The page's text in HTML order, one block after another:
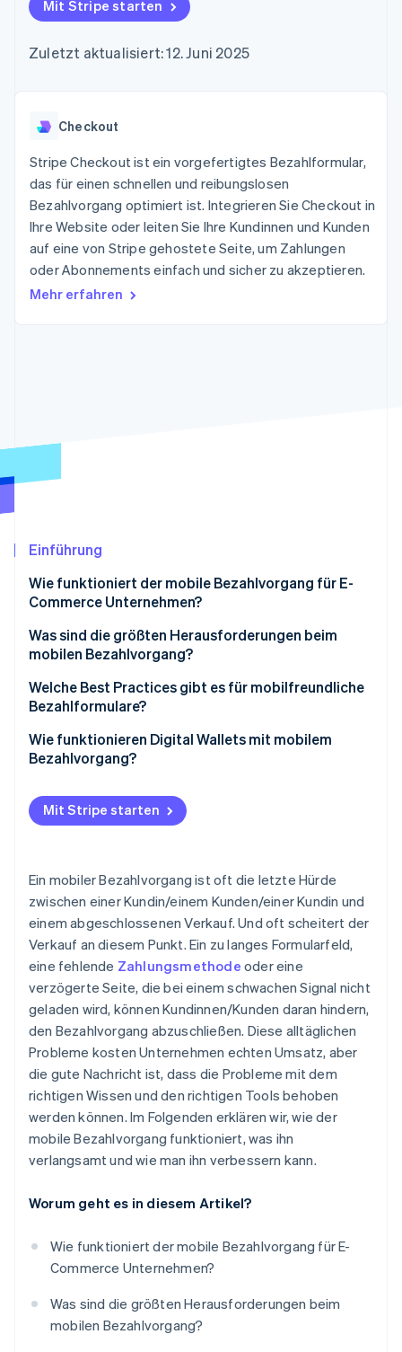
Zugriff auf mehr als
Terminal
Optimierung der
Autorisierungsraten
Link
Beschleunigter
Bezahlvorgang
Financial
Connections
Verbundene
Finanzdaten
Mehr
Climate
Stripe-Sessions 2026
Erfahren Sie, wie Stripe Lösungen für
Geldmanagement
SaaS
KI-Unternehmen
Creator Economy
Gaming
Bewirtung, Reisen und
Freizeit
Versicherungen
Medien und
Unterhaltung
Organisationen
Marktplatz auf
Abonnementverwaltung
nutzungsbasierte
geht´s
Bereitstellung und
Verwaltung von
Diensten mit Agenten
Ressourcen
Produkt-Roadmap
Karriere
Stripe Press
Kontakt
Sales-Team
kontaktieren
Partner werden
Mit Stripe starten
Zuletzt aktualisiert: 12. Juni 2025
Checkout
Stripe Checkout ist ein vorgefertigtes Bezahlformular,
das für einen schnellen und reibungslosen
Bezahlvorgang optimiert ist. Integrieren Sie Checkout in
Ihre Website oder leiten Sie Ihre Kundinnen und Kunden
auf eine von Stripe gehostete Seite, um Zahlungen
oder Abonnements einfach und sicher zu akzeptieren.
Mehr erfahren
Einführung
Wie funktioniert der mobile Bezahlvorgang für E-
Commerce Unternehmen?
Was sind die größten Herausforderungen beim
mobilen Bezahlvorgang?
Welche Best Practices gibt es für mobilfreundliche
Bezahlformulare?
Wie funktionieren Digital Wallets mit mobilem
Bezahlvorgang?
Mit Stripe starten
Ein mobiler Bezahlvorgang ist oft die letzte Hürde
zwischen einer Kundin/einem Kunden/einer Kundin und
einem abgeschlossenen Verkauf. Und oft scheitert der
Verkauf an diesem Punkt. Ein zu langes Formularfeld,
eine fehlende Zahlungsmethode oder eine
verzögerte Seite, die bei einem schwachen Signal nicht
geladen wird, können Kundinnen/Kunden daran hindern,
den Bezahlvorgang abzuschließen. Diese alltäglichen
Probleme kosten Unternehmen echten Umsatz, aber
die gute Nachricht ist, dass die Probleme mit dem
richtigen Wissen und den richtigen Tools behoben
werden können. Im Folgenden erklären wir, wie der
mobile Bezahlvorgang funktioniert, was ihn
verlangsamt und wie man ihn verbessern kann.
Worum geht es in diesem Artikel?
Wie funktioniert der mobile Bezahlvorgang für E-
Commerce Unternehmen?
Was sind die größten Herausforderungen beim
mobilen Bezahlvorgang?